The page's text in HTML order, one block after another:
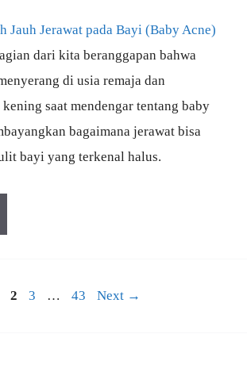
Jauh Jerawat pada Bayi (Baby Acne)
dari kita beranggapan bahwa
di usia remaja dan
saat mendengar tentang baby
bagaimana jerawat bisa
bayi yang terkenal halus.
Page
2 Page
3 … Page
43 Next →